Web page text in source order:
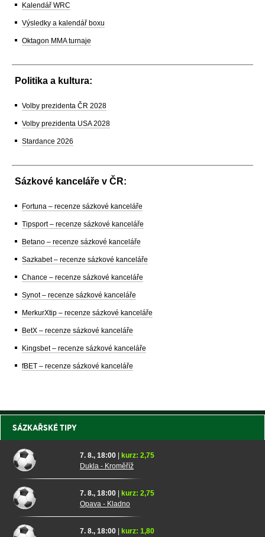
Kalendář WRC
Výsledky a kalendář boxu
Oktagon MMA turnaje
Politika a kultura:
Volby prezidenta ČR 2028
Volby prezidenta USA 2028
Stardance 2026
Sázkové kanceláře v ČR:
Fortuna – recenze sázkové kanceláře
Tipsport – recenze sázkové kanceláře
Betano – recenze sázkové kanceláře
Sazkabet – recenze sázkové kanceláře
Chance – recenze sázkové kanceláře
Synot – recenze sázkové kanceláře
MerkurXtip – recenze sázkové kanceláře
BetX – recenze sázkové kanceláře
Kingsbet – recenze sázkové kanceláře
fBET – recenze sázkové kanceláře
SÁZKAŘSKÉ TIPY
7. 8., 18:00
kurz: 2,75
Dukla - Kroměříž
7. 8., 18:00
kurz: 2,75
Opava - Kladno
7. 8., 18:00
kurz: 1,80